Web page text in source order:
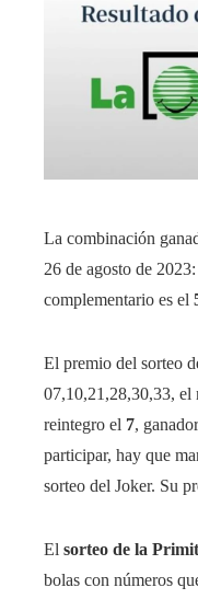
La combinación
26 de agosto de
complementario es el
El premio del sorteo
07,10,21,28,30,33, el
reintegro el 7,
participar, hay que
sorteo del Joker. Su
El sorteo de la
bolas con números